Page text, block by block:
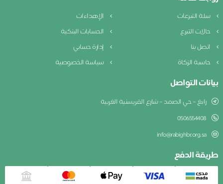
التبرعات
الإهداءات
التبرع
الحسابات البنكية
بنا
إدارة حسابي
الزكاة
سياسة الخصوصية
التواصل
رابغ – حي الصمد – شارع الفريسنية الغربية
0506554408
info@rabighbr.org.sa
الدفع